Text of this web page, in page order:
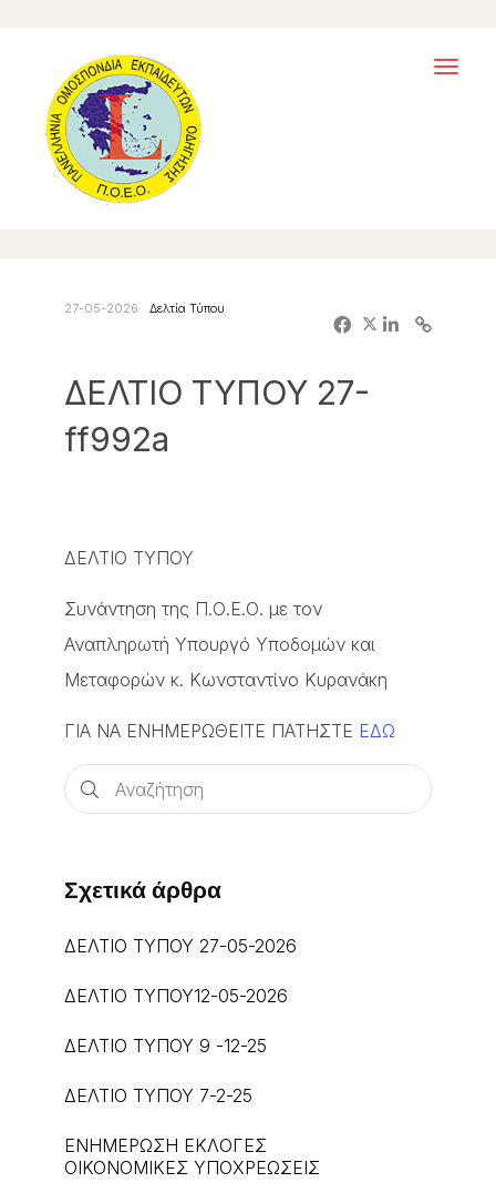
27-05-2026 Δελτία Τύπου
ΔΕΛΤΙΟ ΤΥΠΟΥ 27-
ff992a
ΔΕΛΤΙΟ ΤΥΠΟΥ
Συνάντηση της Π.Ο.Ε.Ο. με τον
Αναπληρωτή Υπουργό Υποδομών και
Μεταφορών κ. Κωνσταντίνο Κυρανάκη
ΓΙΑ ΝΑ ΕΝΗΜΕΡΩΘΕΙΤΕ ΠΑΤΗΣΤΕ ΕΔΩ
Σχετικά άρθρα
ΔΕΛΤΙΟ ΤΥΠΟΥ 27-05-2026
ΔΕΛΤΙΟ ΤΥΠΟΥ12-05-2026
ΔΕΛΤΙΟ ΤΥΠΟΥ 9 -12-25
ΔΕΛΤΙΟ ΤΥΠΟΥ 7-2-25
ΕΝΗΜΕΡΩΣΗ ΕΚΛΟΓΕΣ
ΟΙΚΟΝΟΜΙΚΕΣ ΥΠΟΧΡΕΩΣΕΙΣ